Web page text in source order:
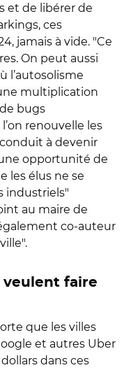
et de libérer de
ces
jamais à vide. "Ce
On peut aussi
l’autosolisme
multiplication
bugs
renouvelle les
à devenir
opportunité de
les élus ne se
industriels"
au maire de
co-auteur
veulent faire
que les villes
et autres Uber
dans ces